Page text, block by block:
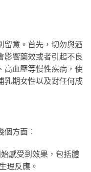
留意。首先，切勿與酒
影響藥效或者引起不良
高血壓等慢性疾病，使
乳期女性以及對任何成
方面：
感受到效果，包括體
理反應。